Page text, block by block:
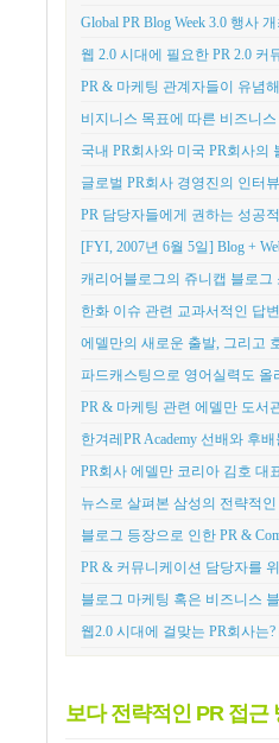
Global PR Blog Week 3.0 행사
웹 2.0 시대에 필요한 PR 2.0 커
PR & 마케팅 관계자들이 유념
비지니스 목표에 따른 비즈니
국내 PR회사와 미국 PR회사의
글로벌 PR회사 경영진의 인터
PR 담당자들에게 권하는 성공
[FYI, 2007년 6월 5일] Blog +
캐리어블로그의 쥬니캡 블로그
한화 이슈 관련 교과서적인 답
에델만의 새로운 출발, 그리고
파드캐스팅으로 영어실력도 올
PR & 마케팅 관련 에델만 도서
한겨레PR Academy 선배와 후배
PR회사 에델만 코리아 김호 대
뉴스로 살펴본 삼성의 전략적
블로그 등장으로 인한 PR &
PR & 커뮤니케이션 담당자를 위
블로그 마케팅 혹은 비즈니스
웹2.0 시대에 걸맞는 PR회사는
보다 전략적인 PR 접근